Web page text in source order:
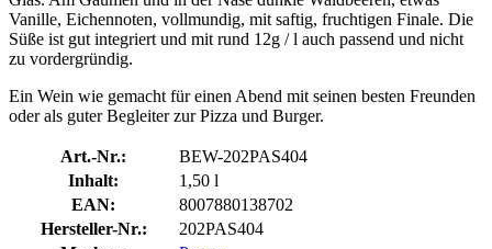
Vanille, Eichennoten, vollmundig, mit saftig, fruchtigen Finale. Die
Süße ist gut integriert und mit rund 12g / l auch passend und nicht
zu vordergründig.
Ein Wein wie gemacht für einen Abend mit seinen besten Freunden
oder als guter Begleiter zur Pizza und Burger.
Art.-Nr.:
BEW-202PAS404
Inhalt:
1,50 l
EAN:
8007880138702
Hersteller-Nr.:
202PAS404